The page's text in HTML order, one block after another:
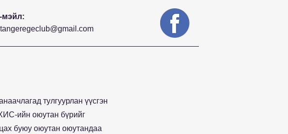
мэйл:
тулгуурлан үүсгэн
ийн оюутан бүрийг
буюу оюутан оюутандаа